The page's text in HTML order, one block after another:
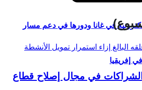
في غانا ودورها في دعم مسار
إفريقيا
والشراكات في مجال إصلاح قطاع